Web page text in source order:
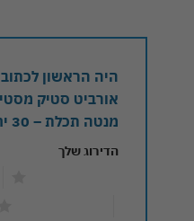
היה הראשון
אורביט סטיק
מנטה תכלת – 30 יח’”
הדירוג שלך